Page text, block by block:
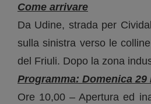
Come arrivare
Da Udine, strada per
sulla sinistra verso le
del Friuli. Dopo la zona
Programma: Domenica 29
Ore 10,00 – Apertura ed